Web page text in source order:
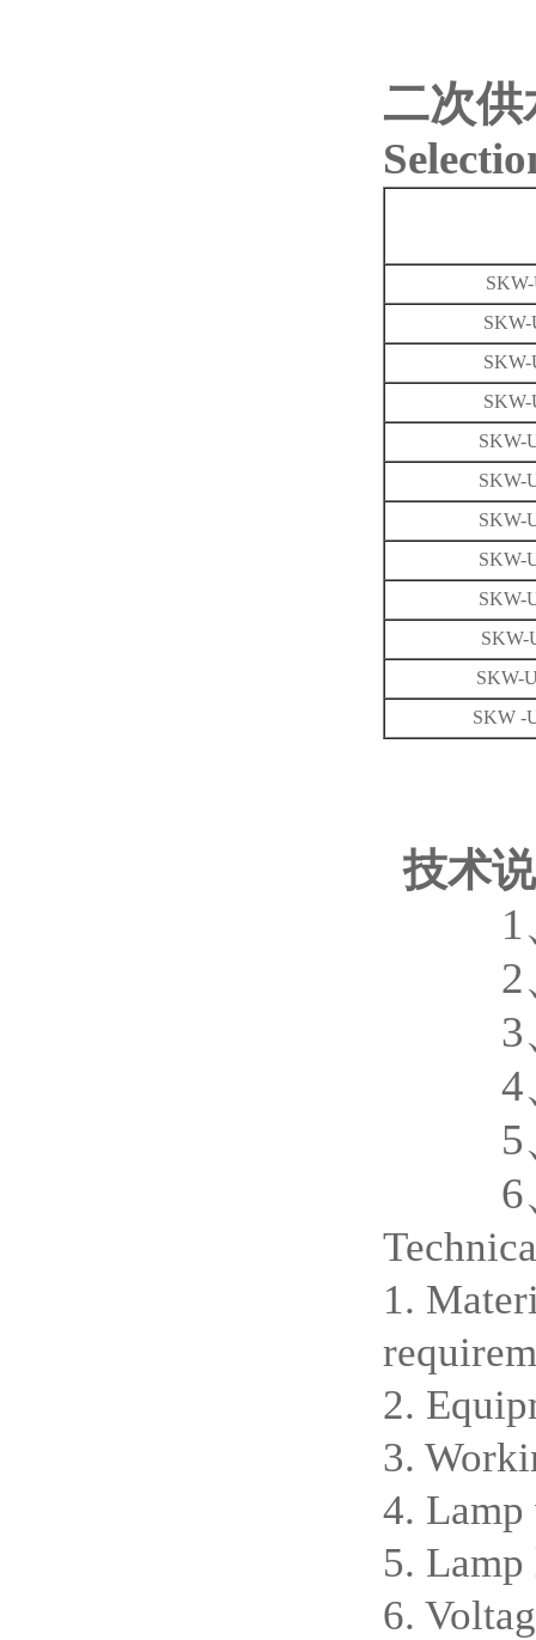
二次
SKW-
SKW-
SKW-
SKW-
SKW-
SKW-
SKW-
SKW-
SKW-
SKW-
SKW -
技术
1、
2、
3、
4、
5、
6、
1.
2.
3.
4. Lamp
5.
6.